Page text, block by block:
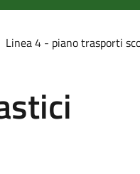
Linea 4 - piano trasporti